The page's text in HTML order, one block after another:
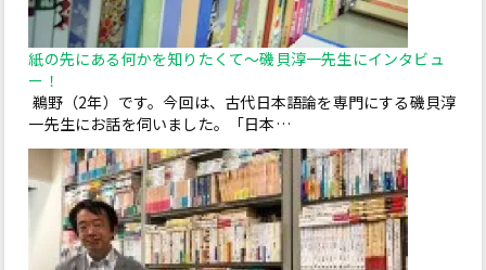
紙の先にある何かを知りたくて～磯貝淳一先生にインタビュ
ー！
鵜野（2年）です。今回は、古代日本語論を専門にする磯貝淳
一先生にお話を伺いました。「日本…